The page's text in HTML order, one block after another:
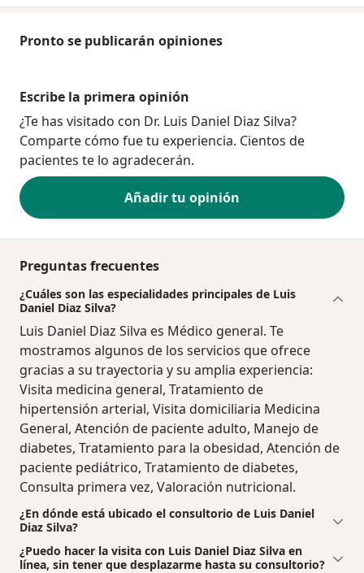
Pronto se publicarán opiniones
Escribe la primera opinión
¿Te has visitado con Dr. Luis Daniel Diaz Silva?
Comparte cómo fue tu experiencia. Cientos de
pacientes te lo agradecerán.
Añadir tu opinión
Preguntas frecuentes
¿Cuáles son las especialidades principales de Luis
Daniel Diaz Silva?
Luis Daniel Diaz Silva es Médico general. Te
mostramos algunos de los servicios que ofrece
gracias a su trayectoria y su amplia experiencia:
Visita medicina general, Tratamiento de
hipertensión arterial, Visita domiciliaria Medicina
General, Atención de paciente adulto, Manejo de
diabetes, Tratamiento para la obesidad, Atención de
paciente pediátrico, Tratamiento de diabetes,
Consulta primera vez, Valoración nutricional.
¿En dónde está ubicado el consultorio de Luis Daniel
Diaz Silva?
¿Puedo hacer la visita con Luis Daniel Diaz Silva en
línea, sin tener que desplazarme hasta su consultorio?